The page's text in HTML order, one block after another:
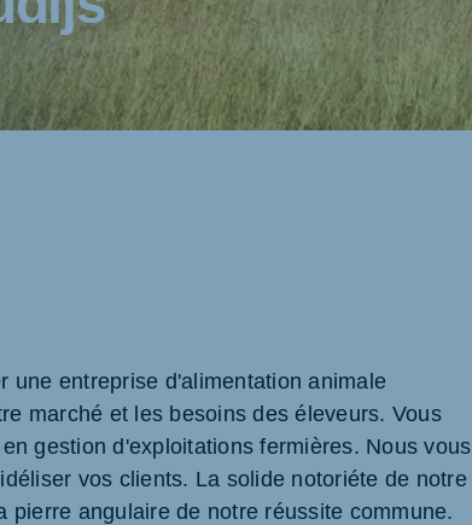
une entreprise d'alimentation animale
marché et les besoins des éleveurs. Vous
gestion d'exploitations fermières. Nous vous
vos clients. La solide notoriéte de notre
pierre angulaire de notre réussite commune.